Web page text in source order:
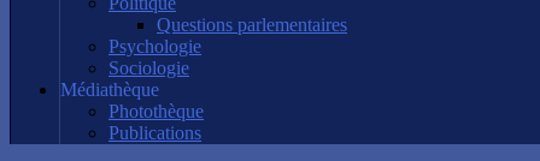
Questions parlementaires
Psychologie
Sociologie
Médiathèque
Photothèque
Publications